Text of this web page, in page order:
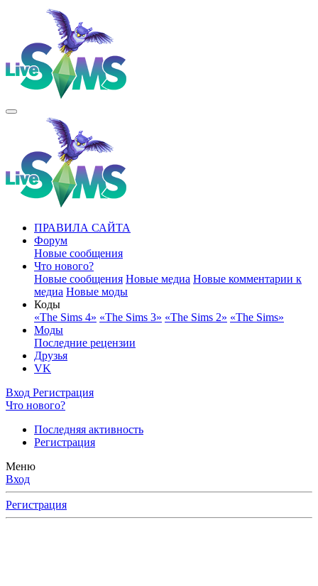
ПРАВИЛА САЙТА
Форум
Новые сообщения
Что нового?
Новые сообщения Новые медиа Новые комментарии к
медиа Новые моды
Коды
«The Sims 4» «The Sims 3» «The Sims 2» «The Sims»
Моды
Последние рецензии
Друзья
VK
Вход Регистрация
Что нового?
Последняя активность
Регистрация
Меню
Вход
Регистрация